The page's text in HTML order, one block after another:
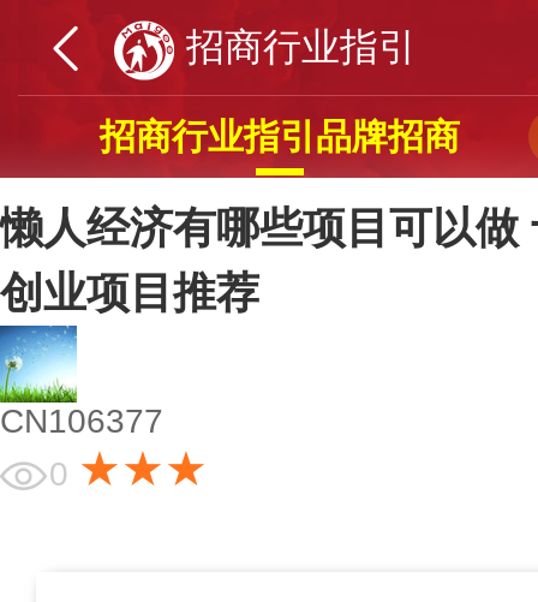
招商行业指引
招商行业指引品牌招商
懒人经济有哪些项目可以做
创业项目推荐
CN106377
0 ★★★